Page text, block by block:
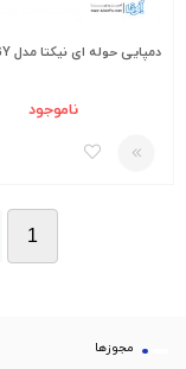
ناموجود
1
مجوزها